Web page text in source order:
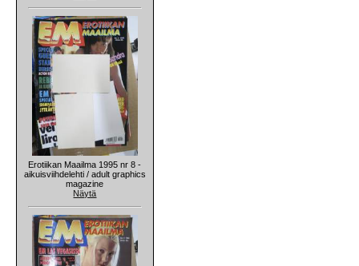
Erotiikan Maailma 1995 nr 8 -
aikuisviihdelehti / adult graphics
magazine
Näytä